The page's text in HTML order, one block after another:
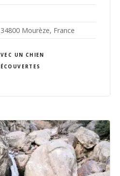
Mourèze, France
UN CHIEN